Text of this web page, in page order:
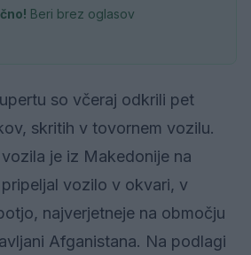
Beri brez oglasov
so včeraj odkrili pet
skritih v tovornem vozilu.
je iz Makedonije na
vozilo v okvari, v
najverjetneje na območju
Afganistana. Na podlagi